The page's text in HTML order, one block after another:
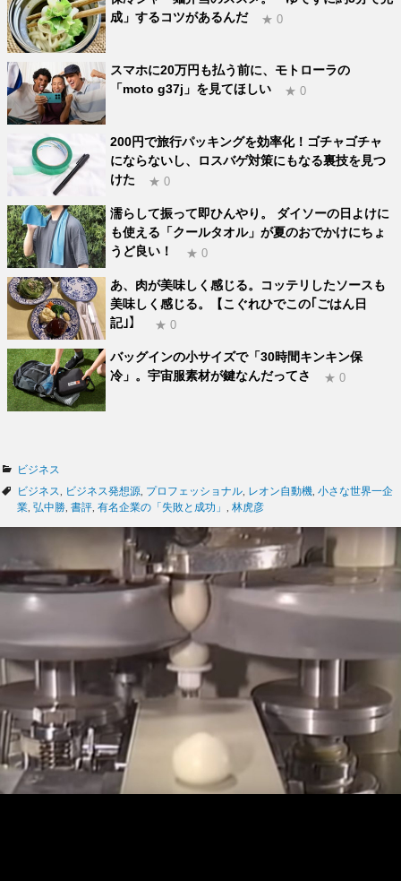
成」するコツがあるんだ
★ 0
スマホに20万円も払う前に、モトローラの
「moto g37j」を見てほしい
★ 0
200円で旅行パッキングを効率化！ゴチャゴチャ
にならないし、ロスバゲ対策にもなる裏技を見つ
けた
★ 0
濡らして振って即ひんやり。 ダイソーの日よけに
も使える「クールタオル」が夏のおでかけにちょ
うど良い！
★ 0
あ、肉が美味しく感じる。コッテリしたソースも
美味しく感じる。【こぐれひでこの｢ごはん日
記｣】
★ 0
バッグインの小サイズで「30時間キンキン保
冷」。宇宙服素材が鍵なんだってさ
★ 0
カ
テ
ゴ
ビジネス
タ
グ
ビジネス ビジネス発想源 プロフェッショナル レオン自動機 小さな世界一企
業 弘中勝 書評 有名企業の「失敗と成功」 林虎彦